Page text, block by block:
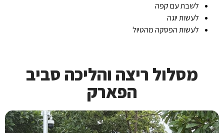
לשבת עם קפה
לעשות יוגה
לעשות הפסקה מהטיול
מסלול ריצה והליכה סביב
הפארק